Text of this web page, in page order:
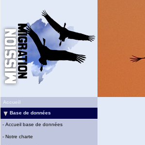
Accueil
Base de données
- Accueil base de données
- Notre charte